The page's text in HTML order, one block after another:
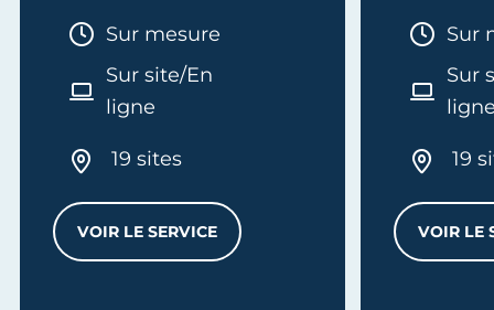
(EI/Micro-entreprise
Durée :
Sur mesure
Sur site/En
ligne
19 sites
VOIR LE SERVICEMES FORMALITÉS CLÉ EN MAIN -
Sur
Sur
19
VOIR LE